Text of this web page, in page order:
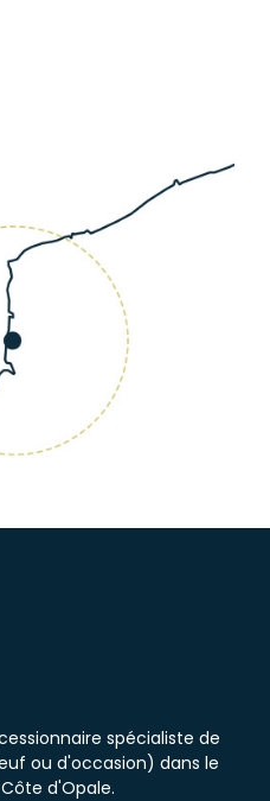
spécialiste de
ou d'occasion) dans le
d'Opale.